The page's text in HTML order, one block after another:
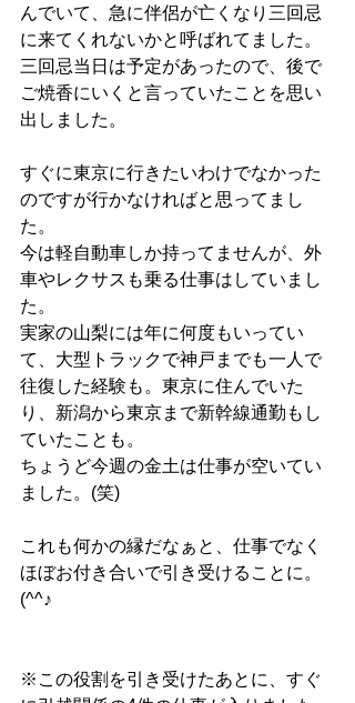
んでいて、急に伴侶が亡くなり三回忌
に来てくれないかと呼ばれてました。
三回忌当日は予定があったので、後で
ご焼香にいくと言っていたことを思い
出しました。
すぐに東京に行きたいわけでなかった
のですが行かなければと思ってまし
た。
今は軽自動車しか持ってませんが、外
車やレクサスも乗る仕事はしていまし
た。
実家の山梨には年に何度もいってい
て、大型トラックで神戸までも一人で
往復した経験も。東京に住んでいた
り、新潟から東京まで新幹線通勤もし
ていたことも。
ちょうど今週の金土は仕事が空いてい
ました。(笑)
これも何かの縁だなぁと、仕事でなく
ほぼお付き合いで引き受けることに。
(^^♪
※この役割を引き受けたあとに、すぐ